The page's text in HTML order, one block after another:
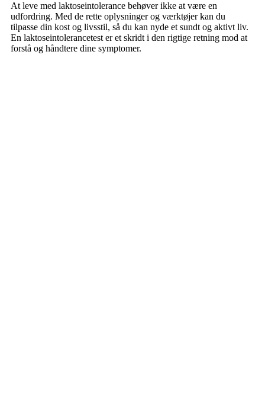
At leve med laktoseintolerance behøver ikke at være en
udfordring. Med de rette oplysninger og værktøjer kan du
tilpasse din kost og livsstil, så du kan nyde et sundt og aktivt liv.
En laktoseintolerancetest er et skridt i den rigtige retning mod at
forstå og håndtere dine symptomer.